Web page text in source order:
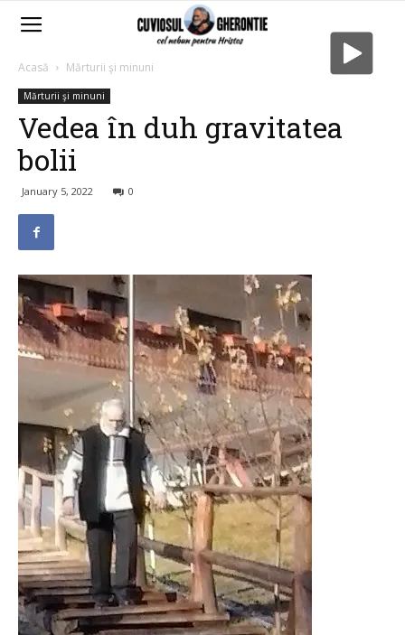
Acasă Mărturii şi minuni
Mărturii şi minuni
Vedea în duh gravitatea
bolii
January 5, 2022 0